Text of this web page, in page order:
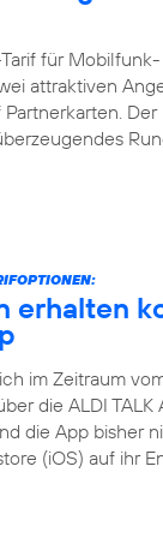
für
attraktiven
erhalten
im Zeitraum
die ALDI
die App bisher
(iOS) auf ihr